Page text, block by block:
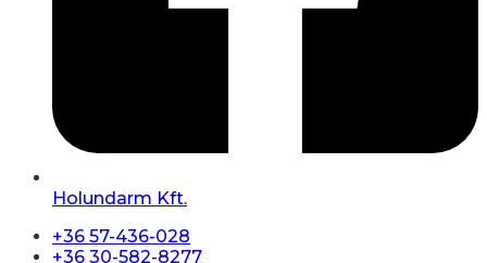
Holundarm Kft.
+36 57-436-028
+36 30-582-8277